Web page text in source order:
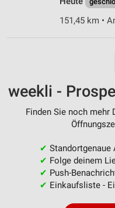
151,45 km •
weekli -
Finden Sie noch mehr
✔ Standortgenaue
✔ Folge deinem
✔ Push-
✔ Einkaufsliste -